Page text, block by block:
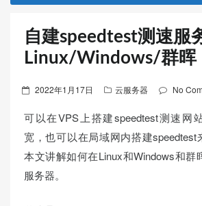
自建speedtest测速服
Linux/Windows/群晖
Posted
2022年1月17日 云服务器 No
可以在VPS上搭建speedtest测速网
宽，也可以在局域网内搭建speedtest
本文讲解如何在Linux和Windows和群
服务器。